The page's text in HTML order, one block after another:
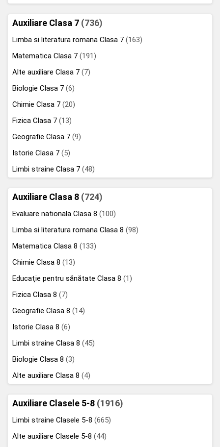
Auxiliare Clasa 7 (736)
Limba si literatura romana Clasa 7 (163)
Matematica Clasa 7 (191)
Alte auxiliare Clasa 7 (7)
Biologie Clasa 7 (6)
Chimie Clasa 7 (20)
Fizica Clasa 7 (13)
Geografie Clasa 7 (9)
Istorie Clasa 7 (5)
Limbi straine Clasa 7 (48)
Auxiliare Clasa 8 (724)
Evaluare nationala Clasa 8 (100)
Limba si literatura romana Clasa 8 (98)
Matematica Clasa 8 (133)
Chimie Clasa 8 (13)
Educaţie pentru sănătate Clasa 8 (1)
Fizica Clasa 8 (7)
Geografie Clasa 8 (14)
Istorie Clasa 8 (6)
Limbi straine Clasa 8 (45)
Biologie Clasa 8 (3)
Alte auxiliare Clasa 8 (4)
Auxiliare Clasele 5-8 (1916)
Limbi straine Clasele 5-8 (665)
Alte auxiliare Clasele 5-8 (44)